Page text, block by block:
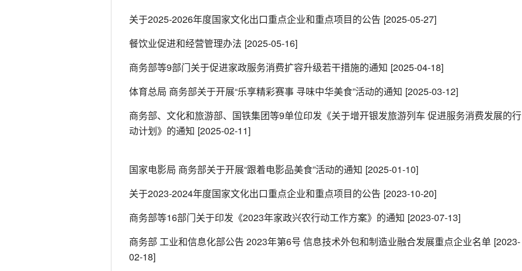
关于2025-2026年度国家文化出口重点企业和重点项目的公告 [2025-05-27]
餐饮业促进和经营管理办法 [2025-05-16]
商务部等9部门关于促进家政服务消费扩容升级若干措施的通知 [2025-04-18]
体育总局 商务部关于开展“乐享精彩赛事 寻味中华美食”活动的通知 [2025-03-12]
商务部、文化和旅游部、国铁集团等9单位印发《关于增开银发旅游列车 促进服务消费发展的行
动计划》的通知 [2025-02-11]
国家电影局 商务部关于开展“跟着电影品美食”活动的通知 [2025-01-10]
关于2023-2024年度国家文化出口重点企业和重点项目的公告 [2023-10-20]
商务部等16部门关于印发《2023年家政兴农行动工作方案》的通知 [2023-07-13]
商务部 工业和信息化部公告 2023年第6号 信息技术外包和制造业融合发展重点企业名单 [2023-
02-18]